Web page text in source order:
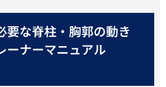
要な脊柱・胸郭の動き
ーナーマニュアル